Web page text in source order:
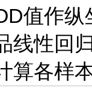
值作纵
线性回
算各样